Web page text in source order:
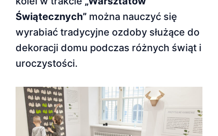
Świątecznych” można nauczyć się
wyrabiać tradycyjne ozdoby służące do
dekoracji domu podczas różnych świąt i
uroczystości.